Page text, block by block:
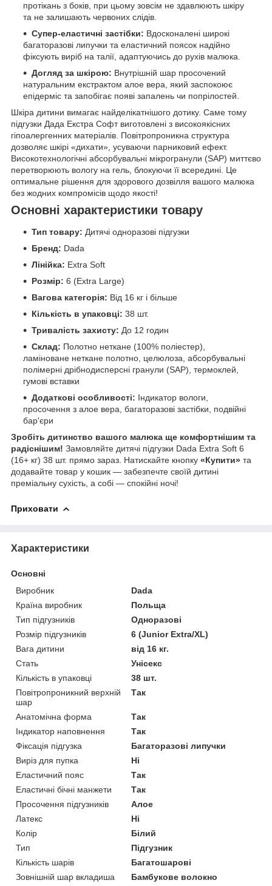
протікань з боків, при цьому зовсім не здавлюють шкіру
та не залишають червоних слідів.
Супер-еластичні застібки: Вдосконалені широкі
багаторазові липучки та еластичний поясок надійно
фіксують виріб на талії, адаптуючись до рухів малюка.
Догляд за шкірою: Внутрішній шар просочений
натуральним екстрактом алое вера, який заспокоює
епідерміс та запобігає появі запалень чи попрілостей.
Шкіра дитини вимагає найделікатнішого дотику. Саме тому
підгузки Дада Екстра Софт виготовлені з високоякісних
гіпоалергенних матеріалів. Повітропроникна структура
дозволяє шкірі «дихати», усуваючи парниковий ефект.
Високотехнологічні абсорбувальні мікрогранули (SAP) миттєво
перетворюють вологу на гель, блокуючи її всередині. Це
оптимальне рішення для здорового дозвілля вашого малюка
без жодних компромісів щодо якості!
Основні характеристики товару
Тип товару: Дитячі одноразові підгузки
Бренд: Dada
Лінійка: Extra Soft
Розмір: 6 (Extra Large)
Вагова категорія: Від 16 кг і більше
Кількість в упаковці: 38 шт.
Тривалість захисту: До 12 годин
Склад: Полотно неткане (100% поліестер),
ламіноване неткане полотно, целюлоза, абсорбувальні
полімерні дрібнодисперсні гранули (SAP), термоклей,
гумові вставки
Додаткові особливості: Індикатор вологи,
просочення з алое вера, багаторазові застібки, подвійні
бар'єри
Зробіть дитинство вашого малюка ще комфортнішим та
радіснішим! Замовляйте дитячі підгузки Dada Extra Soft 6
(16+ кг) 38 шт. прямо зараз. Натискайте кнопку «Купити» та
додавайте товар у кошик — забезпечте своїй дитині
преміальну сухість, а собі — спокійні ночі!
Приховати
Характеристики
Основні
Виробник
Dada
Країна виробник
Польща
Тип підгузників
Одноразові
Розмір підгузників
6 (Junior Extra/XL)
Вага дитини
від 16 кг.
Стать
Унісекс
Кількість в упаковці
38 шт.
Повітропроникний верхній
шар
Так
Анатомічна форма
Так
Індикатор наповнення
Так
Фіксація підгузка
Багаторазові липучки
Виріз для пупка
Ні
Еластичний пояс
Так
Еластичні бічні манжети
Так
Просочення підгузників
Алое
Латекс
Ні
Колір
Білий
Тип
Підгузник
Кількість шарів
Багатошарові
Зовнішній шар вкладиша
Бамбукове волокно